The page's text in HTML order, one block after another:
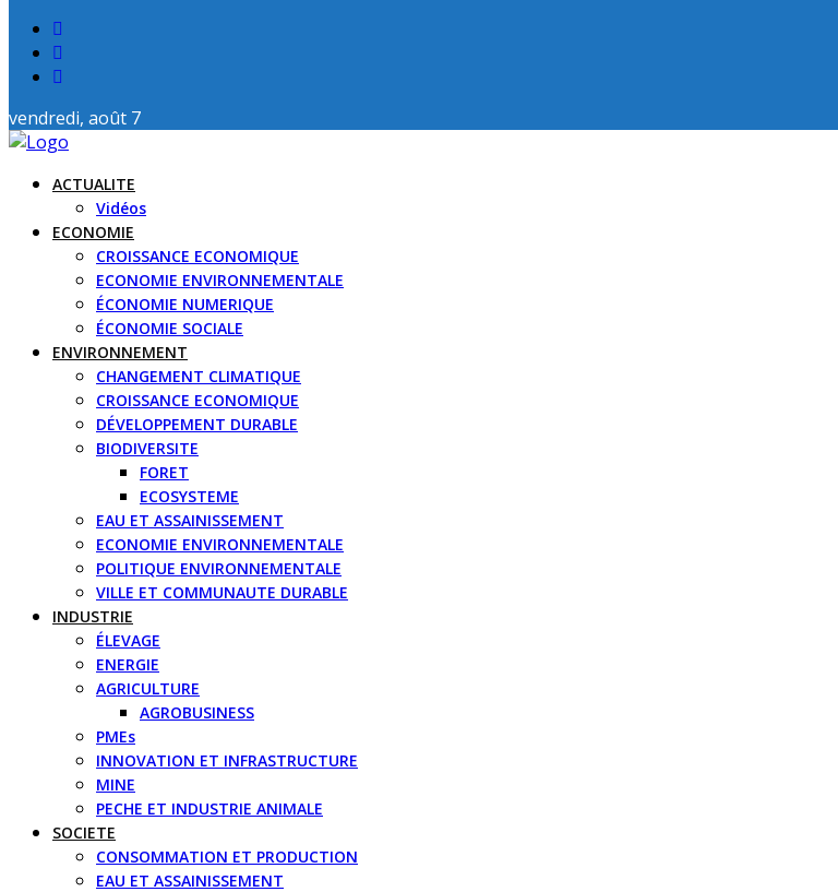
vendredi, août 7
ACTUALITE
Vidéos
ECONOMIE
CROISSANCE ECONOMIQUE
ECONOMIE ENVIRONNEMENTALE
ÉCONOMIE NUMERIQUE
ÉCONOMIE SOCIALE
ENVIRONNEMENT
CHANGEMENT CLIMATIQUE
CROISSANCE ECONOMIQUE
DÉVELOPPEMENT DURABLE
BIODIVERSITE
FORET
ECOSYSTEME
EAU ET ASSAINISSEMENT
ECONOMIE ENVIRONNEMENTALE
POLITIQUE ENVIRONNEMENTALE
VILLE ET COMMUNAUTE DURABLE
INDUSTRIE
ÉLEVAGE
ENERGIE
AGRICULTURE
AGROBUSINESS
PMEs
INNOVATION ET INFRASTRUCTURE
MINE
PECHE ET INDUSTRIE ANIMALE
SOCIETE
CONSOMMATION ET PRODUCTION
EAU ET ASSAINISSEMENT